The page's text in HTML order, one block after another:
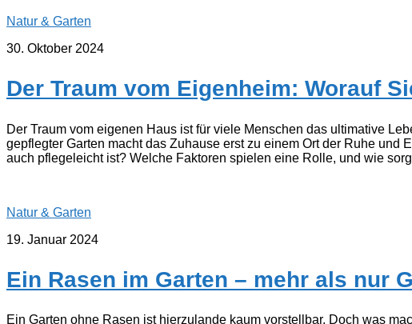
Natur & Garten
30. Oktober 2024
Der Traum vom Eigenheim: Worauf
Der Traum vom eigenen Haus ist für viele Menschen das ultimative
gepflegter Garten macht das Zuhause erst zu einem Ort der Ruhe
auch pflegeleicht ist? Welche Faktoren spielen eine Rolle, und wie
Natur & Garten
19. Januar 2024
Ein Rasen im Garten – mehr als nur
Ein Garten ohne Rasen ist hierzulande kaum vorstellbar. Doch was